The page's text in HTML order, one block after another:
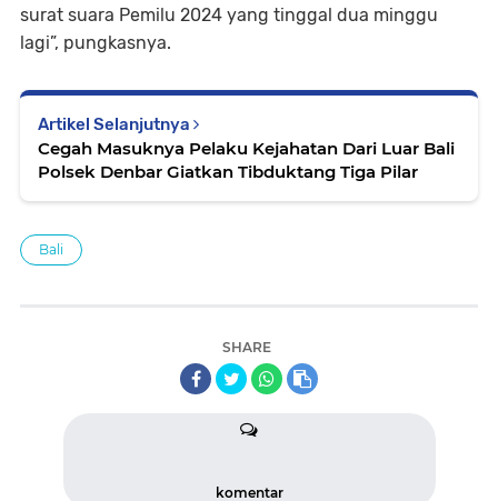
surat suara Pemilu 2024 yang tinggal dua minggu
lagi”, pungkasnya.
Artikel Selanjutnya
Cegah Masuknya Pelaku Kejahatan Dari Luar Bali
Polsek Denbar Giatkan Tibduktang Tiga Pilar
Bali
SHARE
komentar